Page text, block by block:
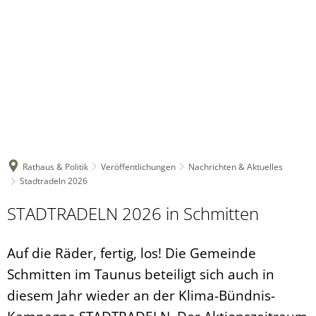
Rathaus & Politik Veröffentlichungen
Nachrichten & Aktuelles
Stadtradeln 2026
STADTRADELN 2026 in Schmitten
Auf die Räder, fertig, los! Die Gemeinde
Schmitten im Taunus beteiligt sich auch in
diesem Jahr wieder an der Klima-Bündnis-